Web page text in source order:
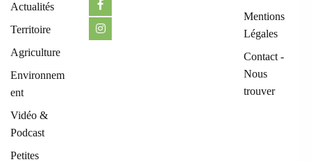
Actualités
Territoire
Agriculture
Environnem
ent
Vidéo &
Podcast
Petites
Mentions
Légales
Contact -
Nous
trouver